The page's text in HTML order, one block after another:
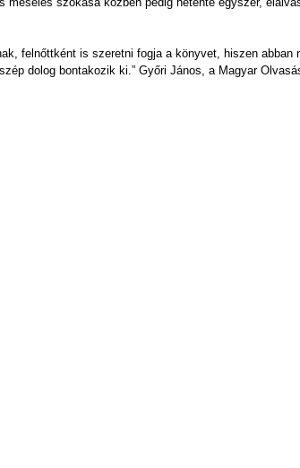
felnőttként is szeretni fogja a könyvet, hiszen abban
dolog bontakozik ki.” Győri János, a Magyar